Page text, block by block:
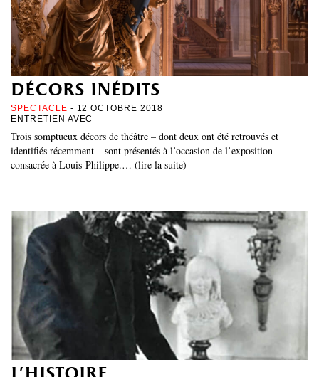
décors inédits
SPECTACLE - 12 OCTOBRE 2018
ENTRETIEN AVEC
Trois somptueux décors de théâtre – dont deux ont été retrouvés et
identifiés récemment – sont présentés à l’occasion de l’exposition
consacrée à Louis-Philippe.… (lire la suite)